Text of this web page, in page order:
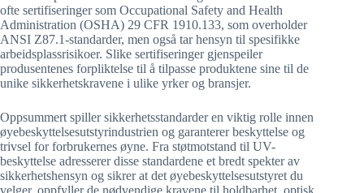
ofte sertifiseringer som Occupational Safety and Health
Administration (OSHA) 29 CFR 1910.133, som overholder
ANSI Z87.1-standarder, men også tar hensyn til spesifikke
arbeidsplassrisikoer. Slike sertifiseringer gjenspeiler
produsentenes forpliktelse til å tilpasse produktene sine til de
unike sikkerhetskravene i ulike yrker og bransjer.
Oppsummert spiller sikkerhetsstandarder en viktig rolle innen
øyebeskyttelsesutstyrindustrien og garanterer beskyttelse og
trivsel for forbrukernes øyne. Fra støtmotstand til UV-
beskyttelse adresserer disse standardene et bredt spekter av
sikkerhetshensyn og sikrer at det øyebeskyttelsesutstyret du
velger, oppfyller de nødvendige kravene til holdbarhet, optisk